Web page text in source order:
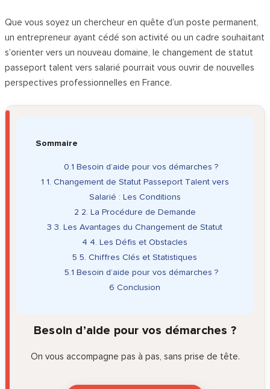
Que vous soyez un chercheur en quête d’un poste permanent,
un entrepreneur ayant cédé son activité ou un cadre souhaitant
s’orienter vers un nouveau domaine, le changement de statut
passeport talent vers salarié pourrait vous ouvrir de nouvelles
perspectives professionnelles en France.
Sommaire
0.1 Besoin d’aide pour vos démarches ?
1 1. Changement de Statut Passeport Talent vers
Salarié : Les Conditions
2 2. La Procédure de Demande
3 3. Les Avantages du Changement de Statut
4 4. Les Défis et Obstacles
5 5. Chiffres Clés et Statistiques
5.1 Besoin d’aide pour vos démarches ?
6 Conclusion
Besoin d’aide pour vos démarches ?
On vous accompagne pas à pas, sans prise de tête.